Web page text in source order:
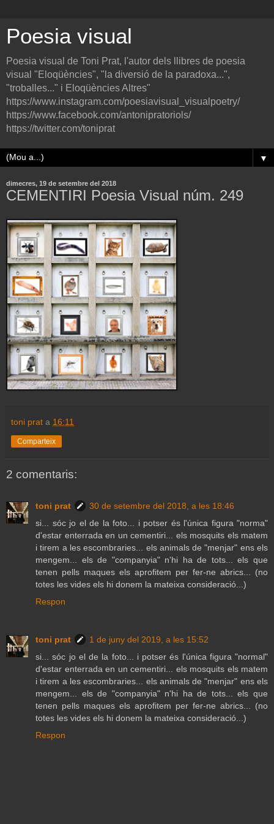
Poesia visual
Poesia visual de Toni Prat, l'autor dels llibres de poesia
visual "Eloqüències", "la diversió de la paradoxa...",
"troballes..." i Eloqüències Altres"
https://www.instagram.com/poesiavisual_visualpoetry/
https://www.facebook.com/antonipratoriols/
https://twitter.com/toniprat
▼
dimecres, 19 de setembre del 2018
CEMENTIRI Poesia Visual núm. 249
toni prat a 16:11
Comparteix
2 comentaris:
toni prat
30 de setembre del 2018, a les 18:46
si... sóc jo el de la foto... i potser és l'única figura "norma"
d'estar enterrada en un cementiri... els mosquits els matem
i tirem a les escombraries... els animals de "menjar" ens els
mengem... els de "companyia" n'hi ha de tots... els que
tenen pells maques els aprofitem per fer-ne abrics... (no
totes les vides els hi donem la mateixa consideració...)
Respon
toni prat
1 de juny del 2019, a les 15:52
si... sóc jo el de la foto... i potser és l'única figura "normal"
d'estar enterrada en un cementiri... els mosquits els matem
i tirem a les escombraries... els animals de "menjar" ens els
mengem... els de "companyia" n'hi ha de tots... els que
tenen pells maques els aprofitem per fer-ne abrics... (no
totes les vides els hi donem la mateixa consideració...)
Respon